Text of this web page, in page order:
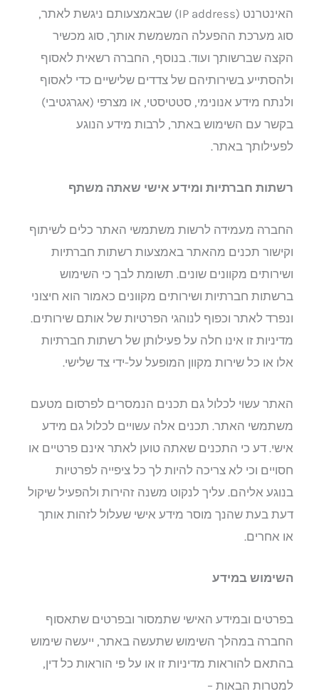
האינטרנט (IP address) שבאמצעותם ניגשת לאתר,
סוג מערכת ההפעלה המשמשת אותך, סוג מכשיר
הקצה שברשותך ועוד. בנוסף, החברה רשאית לאסוף
ולהסתייע בשירותיהם של צדדים שלישיים כדי לאסוף
ולנתח מידע אנונימי, סטטיסטי, או מצרפי (אגרגטיבי)
בקשר עם השימוש באתר, לרבות מידע הנוגע
לפעילותך באתר.
רשתות חברתיות ומידע אישי שאתה משתף
החברה מעמידה לרשות משתמשי האתר כלים לשיתוף
וקישור תכנים מהאתר באמצעות רשתות חברתיות
ושירותים מקוונים שונים. תשומת לבך כי השימוש
ברשתות חברתיות ושירותים מקוונים כאמור הוא חיצוני
ונפרד לאתר וכפוף לנוהגי הפרטיות של אותם שירותים.
מדיניות זו אינו חלה על פעילותן של רשתות חברתיות
אלו או כל שירות מקוון המופעל על-ידי צד שלישי.
האתר עשוי לכלול גם תכנים הנמסרים לפרסום מטעם
משתמשי האתר. תכנים אלה עשויים לכלול גם מידע
אישי. דע כי התכנים שאתה טוען לאתר אינם פרטיים או
חסויים וכי לא צריכה להיות לך כל ציפייה לפרטיות
בנוגע אליהם. עליך לנקוט משנה זהירות ולהפעיל שיקול
דעת בעת שהנך מוסר מידע אישי שעלול לזהות אותך
או אחרים.
השימוש במידע
בפרטים ובמידע האישי שתמסור ובפרטים שתאסוף
החברה במהלך השימוש שתעשה באתר, ייעשה שימוש
בהתאם להוראות מדיניות זו או על פי הוראות כל דין,
למטרות הבאות –